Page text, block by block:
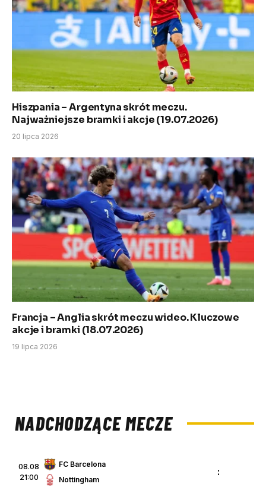
Hiszpania – Argentyna skrót meczu.
Najważniejsze bramki i akcje (19.07.2026)
20 lipca 2026
Francja – Anglia skrót meczu wideo. Kluczowe
akcje i bramki (18.07.2026)
19 lipca 2026
NADCHODZĄCE MECZE
08.08
21:00
FC Barcelona
Nottingham
: